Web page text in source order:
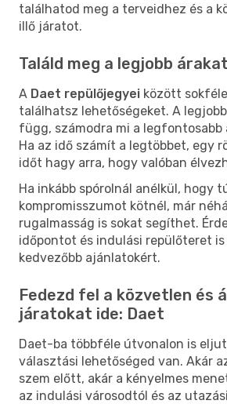
találhatod meg a terveidhez és a
illő járatot.
Találd meg a legjobb
A Daet repülőjegyei között
találhatsz lehetőségeket. A
függ, számodra mi a legfontosabb
Ha az idő számít a legtöbbet, egy
időt hagy arra, hogy valóban
Ha inkább spórolnál anélkül, hogy
kompromisszumot kötnél, már
rugalmasság is sokat segíthet.
időpontot és indulási repülőteret is
kedvezőbb ajánlatokért.
Fedezd fel a közvetlen és
járatokat ide: Daet
Daet-ba többféle útvonalon is
választási lehetőséged van. Akár
szem előtt, akár a kényelmes
az indulási városodtól és az